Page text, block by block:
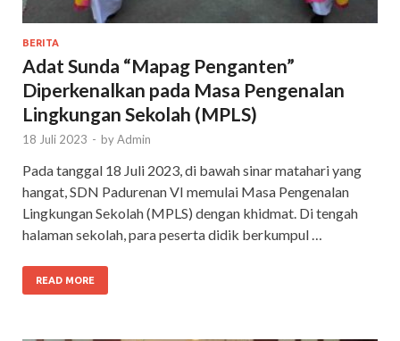
BERITA
Adat Sunda “Mapag Penganten”
Diperkenalkan pada Masa Pengenalan
Lingkungan Sekolah (MPLS)
18 Juli 2023 - byAdmin
Pada tanggal 18 Juli 2023, di bawah sinar matahari yang
hangat, SDN Padurenan VI memulai Masa Pengenalan
Lingkungan Sekolah (MPLS) dengan khidmat. Di tengah
halaman sekolah, para peserta didik berkumpul …
READ MORE